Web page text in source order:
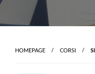
HOMEPAGE CORSI